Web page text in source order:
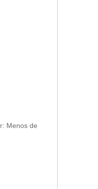
Menos de